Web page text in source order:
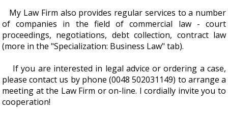
My Law Firm also provides regular services to a number
of companies in the field of commercial law - court
proceedings, negotiations, debt collection, contract law
(more in the "Specialization: Business Law" tab).
If you are interested in legal advice or ordering a case,
please contact us by phone (0048 502031149) to arrange a
meeting at the Law Firm or on-line. I cordially invite you to
cooperation!